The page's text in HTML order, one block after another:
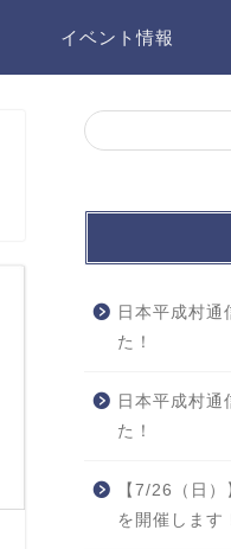
イベント情報
日本平成村
た！
日本平成村
た！
【7/26（日
を開催します